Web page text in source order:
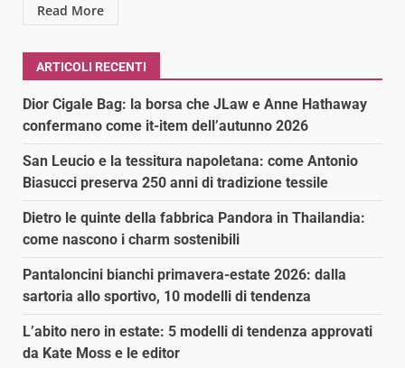
Read More
ARTICOLI RECENTI
Dior Cigale Bag: la borsa che JLaw e Anne Hathaway
confermano come it-item dell’autunno 2026
San Leucio e la tessitura napoletana: come Antonio
Biasucci preserva 250 anni di tradizione tessile
Dietro le quinte della fabbrica Pandora in Thailandia:
come nascono i charm sostenibili
Pantaloncini bianchi primavera-estate 2026: dalla
sartoria allo sportivo, 10 modelli di tendenza
L’abito nero in estate: 5 modelli di tendenza approvati
da Kate Moss e le editor